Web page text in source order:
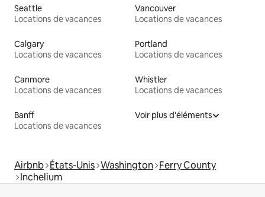
Seattle
Locations de vacances
Vancouver
Locations de vacances
Calgary
Locations de vacances
Portland
Locations de vacances
Canmore
Locations de vacances
Whistler
Locations de vacances
Banff
Locations de vacances
Voir plus d'éléments
Airbnb États-Unis Washington Ferry County
Inchelium